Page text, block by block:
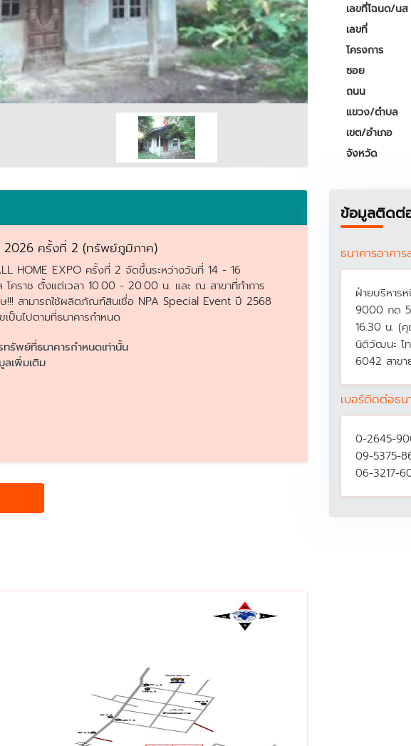
เลขที่โฉนด/น
เลขที่
โครงการ
ซอย
ถนน
แขวง/ตำบล
เขต/อำเภอ
จังหวัด
2026 ครั้งที่ 2 (ทรัพย์ภูมิภาค)
HOME EXPO ครั้งที่ 2 จัดขึ้นระหว่างวันที่ 14 - 16
คราช ตั้งแต่เวลา 10.00 - 20.00 น. และ ณ สาขาที่ทำการ
สามารถใช้ผลิตภัณฑ์สินเชื่อ NPA Special Event ปี 2568
ป็นไปตามที่ธนาคารกำหนด
ทรัพย์ที่ธนาคารกำหนดเท่านั้น
เพิ่มเติม
ข้อมูลติดต่
ธนาคารอาคาร
ฝ่ายบริหาร
9000 กด 5
16.30 น. (
นิติวัฒนะ โ
6042 สาขา
เบอร์ติดต่อธน
0-2645-
09-5375-
06-3217-